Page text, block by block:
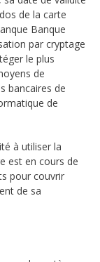
de la carte
Banque
par cryptage
le plus
de
bancaires de
de
à utiliser la
est en cours de
pour couvrir
de sa